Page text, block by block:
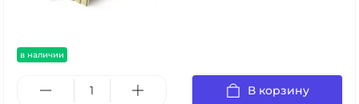
в наличии
В корзину